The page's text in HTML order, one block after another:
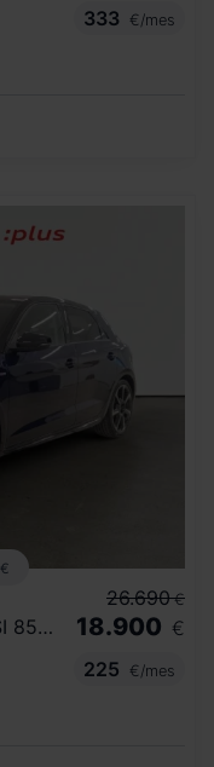
333
€/mes
€
SPORTBACK ADRENALIN 30 TFSI 85KW S TRON
26.690 €
18.900 €
225
€/mes